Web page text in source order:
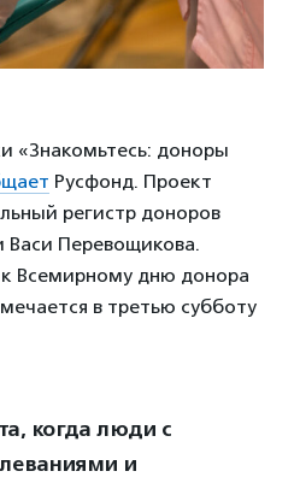
«Знакомьтесь: доноры
Русфонд. Проект
регистр доноров
Васи Перевощикова.
к Всемирному дню донора
в третью субботу
когда люди с
и